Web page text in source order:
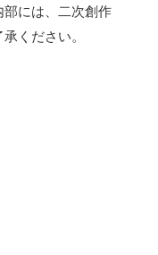
には、二次創作
ください。